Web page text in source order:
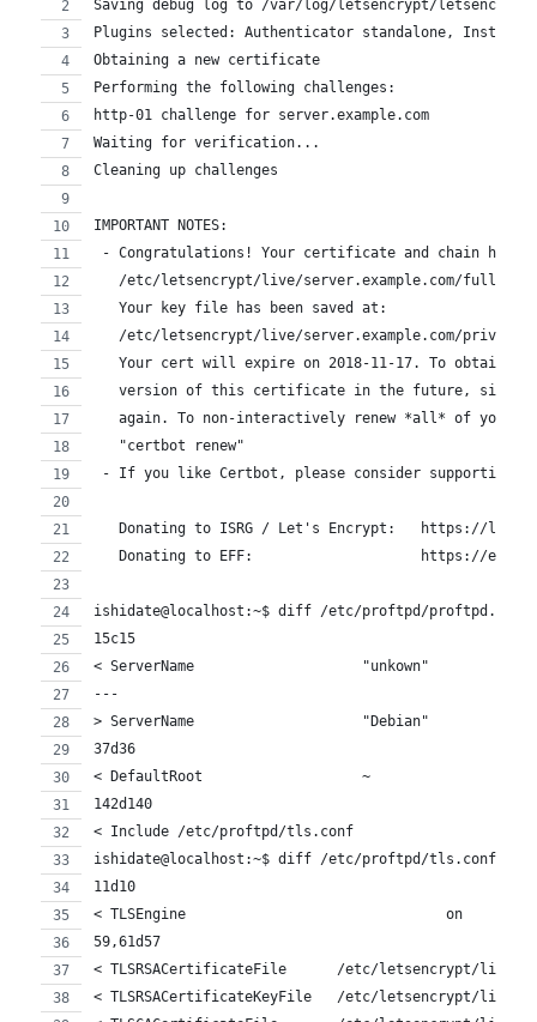
Saving debug log to /var/log/letsencrypt/
Plugins selected: Authenticator standalone, Installer
Obtaining a new certificate
Performing the following challenges:
http-01 challenge for server.example.com
Waiting for verification...
Cleaning up challenges
IMPORTANT NOTES:
- Congratulations! Your certificate and chain have
/etc/letsencrypt/live/server.example.com/
   Your key file has been saved at:
/etc/letsencrypt/live/server.example.com/
Your cert will expire on 2018-11-17. To obtain a
version of this certificate in the future, simply
again. To non-interactively renew *all* of your
   "certbot renew"
- If you like Certbot, please consider supporting
Donating to ISRG / Let's Encrypt:   https://
Donating to EFF:                    https://
ishidate@localhost:~$ diff /etc/proftpd/
15c15
< ServerName                    "unkown"
---
> ServerName                    "Debian"
37d36
< DefaultRoot                   ~
142d140
< Include /etc/proftpd/tls.conf
ishidate@localhost:~$ diff /etc/proftpd/tls.conf /
11d10
< TLSEngine                               on
59,61d57
< TLSRSACertificateFile      /etc/letsencrypt/live/
< TLSRSACertificateKeyFile   /etc/letsencrypt/live/